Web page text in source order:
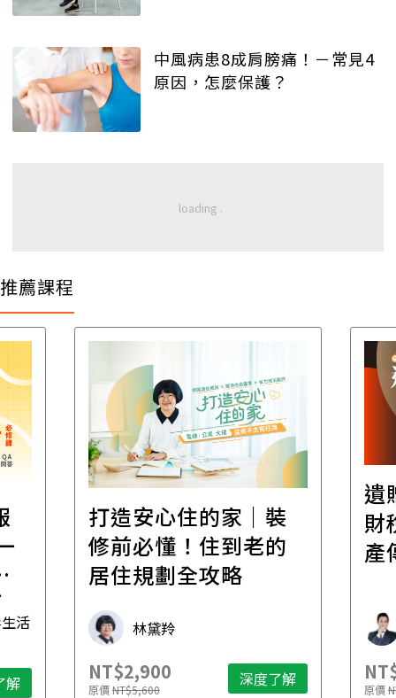
中風病患8成肩膀痛！－常見4
原因，怎麼保護？
推薦課程
活
解
打造安心住的家｜裝
修前必懂！住到老的
居住規劃全攻略
林黛羚
NT$2,900
原價NT$5,600 深度了解
遺
財
產
原價